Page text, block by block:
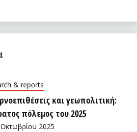
& reports
και γεωπολιτική:
πόλεμος του 2025
2025